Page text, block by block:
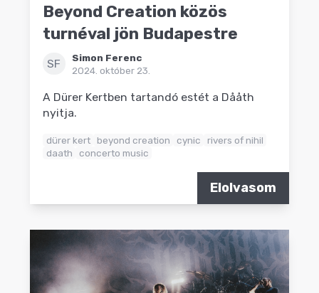
Beyond Creation közös
turnéval jön Budapestre
SF
Simon Ferenc
2024. október 23.
A Dürer Kertben tartandó estét a Dååth
nyitja.
dürer kert beyond creation cynic
rivers of nihil
daath
concerto music
Elolvasom